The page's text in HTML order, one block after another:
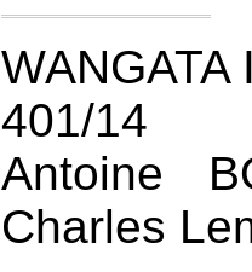
WANGATA
401/14
Antoine
Charles